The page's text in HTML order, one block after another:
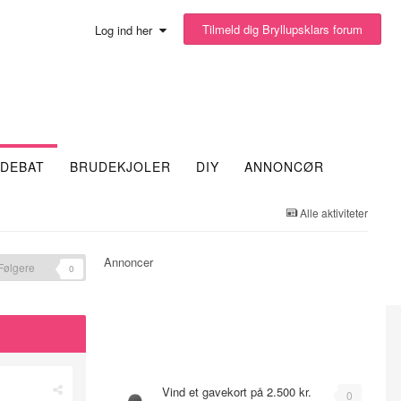
Log ind her Tilmeld dig Bryllupsklars forum
DEBAT BRUDEKJOLER DIY ANNONCØR
Alle aktiviteter
0 Annoncer
0
Vind et gavekort på 2.500 kr.